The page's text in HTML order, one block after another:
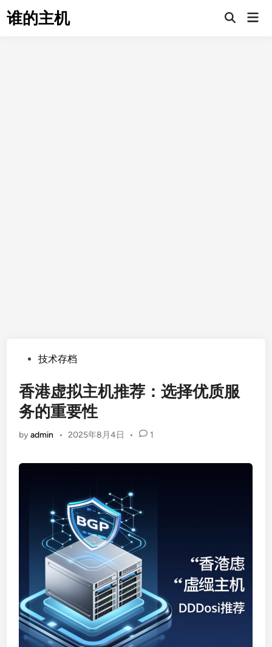
to谁的主机
Open
Posted技术存档
香港虚拟主机推荐：选择优质服
务的重要性
byadmin • 2025年8月4日 • 1